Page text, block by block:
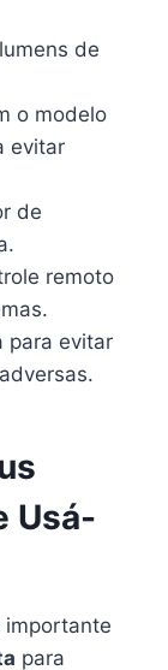
de
o modelo
evitar
de
remoto
para evitar
Usá-
importante
para